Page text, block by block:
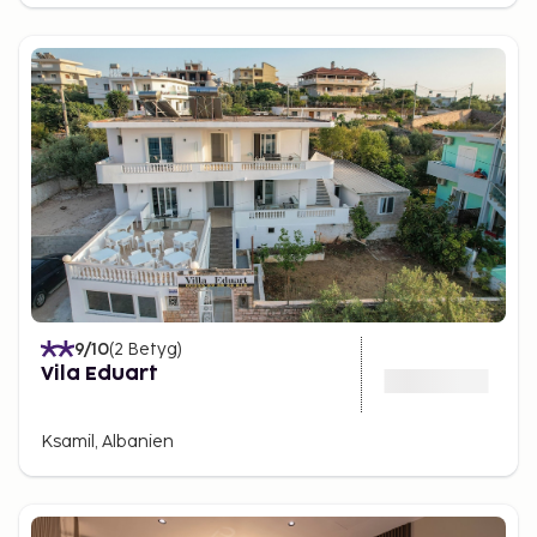
kristallklara vatten. Stränder som Plazhi i Ksamilit
och Plazhi i Butrintit är bara några av de mest
populära, där både familjer och par kan njuta av
den orörda naturen. Dessa stränder är perfekta för
simning, solbad och andra vattensporter, vilket gör
Ksamil till ett toppmål för den som vill tillbringa tid
vid havet.
För den som söker en mer privat upplevelse finns
också flera mindre, avskilda stränder runt om i
området. Genom att ta en kort båttur kan man
upptäcka dessa mer dolda pärlor, där man kan
njuta av den naturliga skönheten utan stora
9/10(2 Betyg)
Vila Eduart
Ksamil, Albanien